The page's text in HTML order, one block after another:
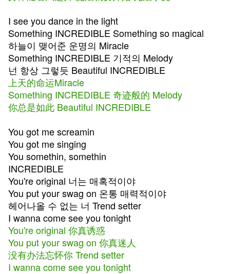
I see you dance in the light
Something INCREDIBLE Something so magical
하늘이 맺어준 운명의 Miracle
Something INCREDIBLE 기적의 Melody
넌 항상 그렇듯 Beautiful INCREDIBLE
上天的命运Miracle
Something INCREDIBLE 奇迹般的 Melody
你总是如此 Beautiful INCREDIBLE
You got me screamin
You got me singing
You somethin, somethin
INCREDIBLE
You're original 너는 매혹적이야
You put your swag on 온통 매력적이야
헤어나올 수 없는 너 Trend setter
I wanna come see you tonight
You're original 你真诱惑
You put your swag on 你真迷人
没有办法忘怀你 Trend setter
I wanna come see you tonight